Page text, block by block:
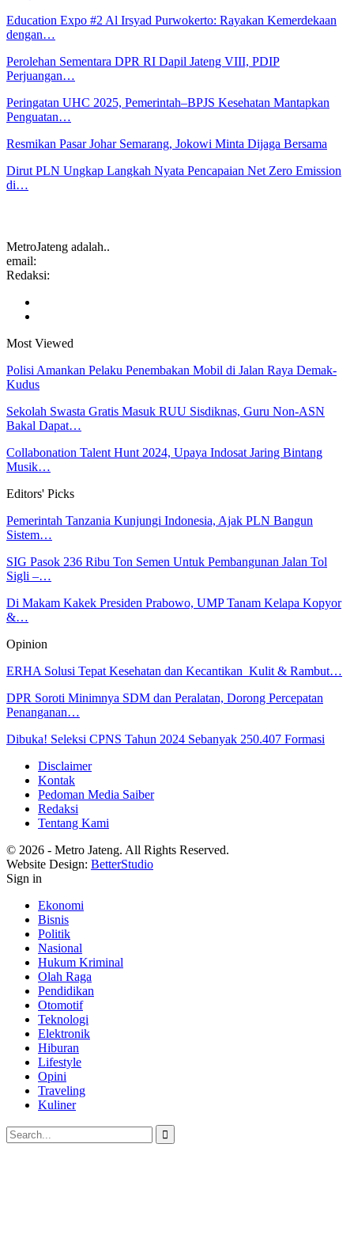
Education Expo #2 Al Irsyad Purwokerto: Rayakan Kemerdekaan
dengan…
Perolehan Sementara DPR RI Dapil Jateng VIII, PDIP
Perjuangan…
Peringatan UHC 2025, Pemerintah–BPJS Kesehatan Mantapkan
Penguatan…
Resmikan Pasar Johar Semarang, Jokowi Minta Dijaga Bersama
Dirut PLN Ungkap Langkah Nyata Pencapaian Net Zero Emission
di…
MetroJateng adalah..
email:
Redaksi:
Most Viewed
Polisi Amankan Pelaku Penembakan Mobil di Jalan Raya Demak-
Kudus
Sekolah Swasta Gratis Masuk RUU Sisdiknas, Guru Non-ASN
Bakal Dapat…
Collabonation Talent Hunt 2024, Upaya Indosat Jaring Bintang
Musik…
Editors' Picks
Pemerintah Tanzania Kunjungi Indonesia, Ajak PLN Bangun
Sistem…
SIG Pasok 236 Ribu Ton Semen Untuk Pembangunan Jalan Tol
Sigli –…
Di Makam Kakek Presiden Prabowo, UMP Tanam Kelapa Kopyor
&…
Opinion
ERHA Solusi Tepat Kesehatan dan Kecantikan Kulit & Rambut…
DPR Soroti Minimnya SDM dan Peralatan, Dorong Percepatan
Penanganan…
Dibuka! Seleksi CPNS Tahun 2024 Sebanyak 250.407 Formasi
Disclaimer
Kontak
Pedoman Media Saiber
Redaksi
Tentang Kami
© 2026 - Metro Jateng. All Rights Reserved.
Website Design: BetterStudio
Sign in
Ekonomi
Bisnis
Politik
Nasional
Hukum Kriminal
Olah Raga
Pendidikan
Otomotif
Teknologi
Elektronik
Hiburan
Lifestyle
Opini
Traveling
Kuliner